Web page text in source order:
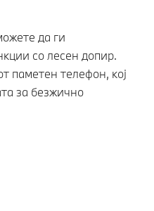
да ги
со лесен допир.
паметен телефон, кој
за безжично